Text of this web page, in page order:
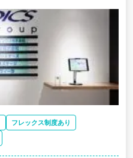
フレックス制度あり